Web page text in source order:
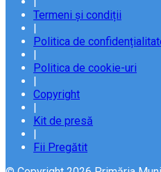
Termeni și condiții
|
Politica de
|
Politica de cookie-uri
|
Copyright
|
Kit de presă
|
Fii Pregătit